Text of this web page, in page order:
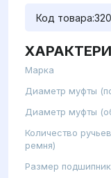
Код товара:
Марка
Диаметр муфты
Диаметр муфты
Количество
ремня)
Размер